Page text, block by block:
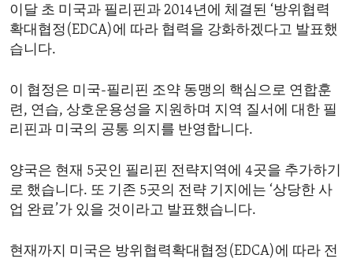
MIDDLE EAST
DEMOCRACY AND GOVERNANCE
ECONOMY AND TRADE
IDEALS AND INSTITUTIONS
FOLLOW US
이달 초 미국과 필리핀과 2014년에 체결된 ‘방위협력
확대협정(EDCA)에 따라 협력을 강화하겠다고 발표했
습니다.
이 협정은 미국-필리핀 조약 동맹의 핵심으로 연합훈
련, 연습, 상호운용성을 지원하며 지역 질서에 대한 필
리핀과 미국의 공통 의지를 반영합니다.
양국은 현재 5곳인 필리핀 전략지역에 4곳을 추가하기
로 했습니다. 또 기존 5곳의 전략 기지에는 ‘상당한 사
업 완료’가 있을 것이라고 발표했습니다.
현재까지 미국은 방위협력확대협정(EDCA)에 따라 전